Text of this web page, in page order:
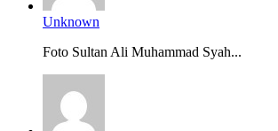
Unknown
Foto Sultan Ali Muhammad Syah...